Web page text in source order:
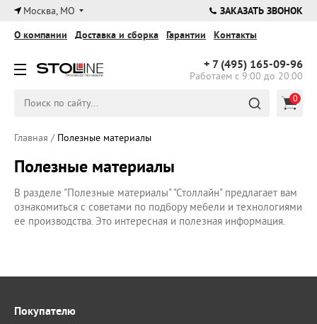
×
Москва, МО ЗАКАЗАТЬ ЗВОНОК
+ 7 (495) 165-09-96
Работаем с 9:00 до 20:00
О компании Доставка и сборка Гарантии Контакты
0
Главная / Полезные материалы
Полезные материалы
В разделе "Полезные материалы" "Столлайн" предлагает вам
ознакомиться с советами по подбору мебели и технологиями
ее производства. Это интересная и полезная информация.
Покупателю